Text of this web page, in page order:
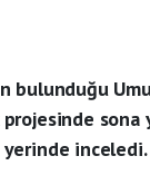
bulunduğu
sona
yerinde inceledi.